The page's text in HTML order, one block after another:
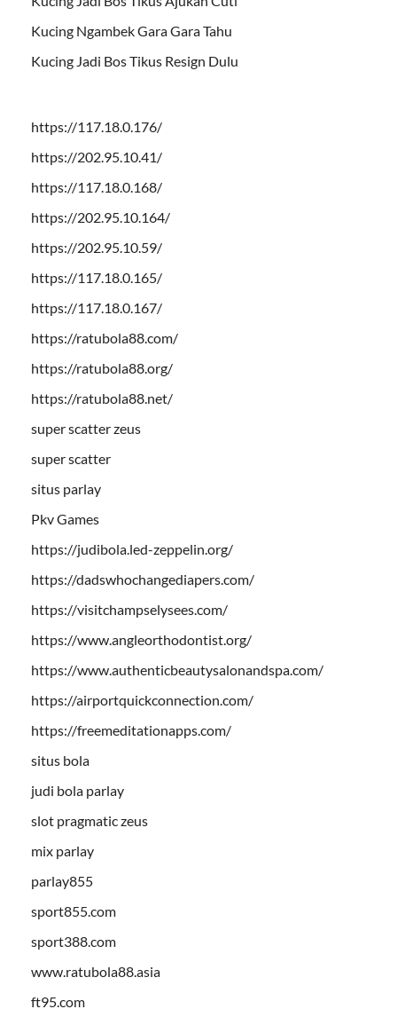
Kucing Ngambek Gara Gara Tahu
Kucing Jadi Bos Tikus Resign Dulu
https://117.18.0.176/
https://202.95.10.41/
https://117.18.0.168/
https://202.95.10.164/
https://202.95.10.59/
https://117.18.0.165/
https://117.18.0.167/
https://ratubola88.com/
https://ratubola88.org/
https://ratubola88.net/
super scatter zeus
super scatter
situs parlay
Pkv Games
https://judibola.led-zeppelin.org/
https://dadswhochangediapers.com/
https://visitchampselysees.com/
https://www.angleorthodontist.org/
https://www.authenticbeautysalonandspa.com/
https://airportquickconnection.com/
https://freemeditationapps.com/
situs bola
judi bola parlay
slot pragmatic zeus
mix parlay
parlay855
sport855.com
sport388.com
www.ratubola88.asia
ft95.com